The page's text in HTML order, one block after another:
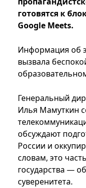
готовятся к
Google Meets.
Информация об
вызвала
Генеральный
Илья Мамуткин
обсуждают
России и
словам, это
государства —
суверенитета.